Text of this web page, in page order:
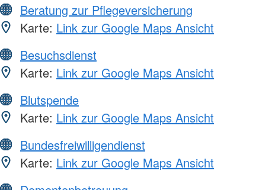
Beratung zur Pflegeversicherung
Karte: Link zur Google Maps Ansicht
Besuchsdienst
Karte: Link zur Google Maps Ansicht
Blutspende
Karte: Link zur Google Maps Ansicht
Bundesfreiwilligendienst
Karte: Link zur Google Maps Ansicht